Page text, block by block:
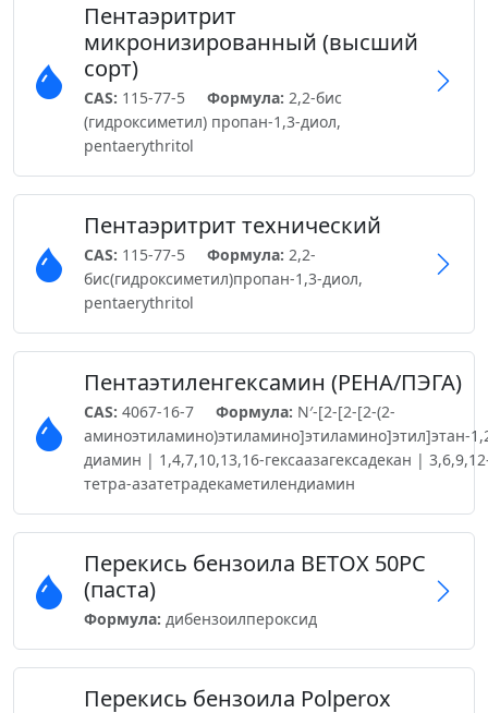
Пентаэритрит
микронизированный (высший
сорт)
CAS: 115-77-5 Формула: 2,2-бис
(гидроксиметил) пропан-1,3-диол,
pentaerythritol
Пентаэритрит технический
CAS: 115-77-5 Формула: 2,2-
бис(гидроксиметил)пропан-1,3-диол,
pentaerythritol
Пентаэтиленгексамин (PEHA/ПЭГА)
CAS: 4067-16-7 Формула: N′-[2-[2-[2-(2-
аминоэтиламино)этиламино]этиламино]этил]этан-
диамин | 1,4,7,10,13,16-гексаазагексадекан |
тетра-азатетрадекаметилендиамин
Перекись бензоила BETOX 50PC
(паста)
Формула: дибензоилпероксид
Перекись бензоила Polperox